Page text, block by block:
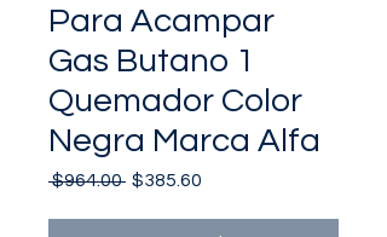
Para Acampar
Gas Butano 1
Quemador Color
Negra Marca Alfa
$964.00 Precio
$385.60
oferta